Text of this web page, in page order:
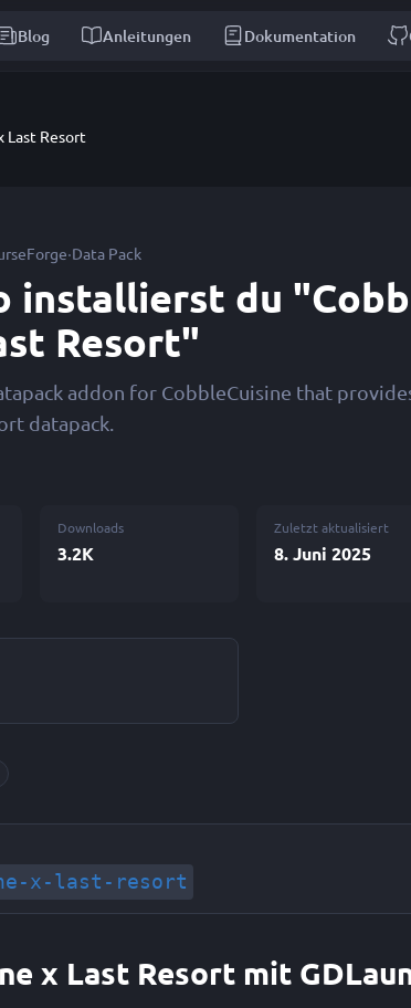
Blog Anleitungen Dokumentation
Last Resort
·Data Pack
installierst du
Resort"
addon for CobbleCuisine that
datapack.
Downloads
3.2K
Zuletzt aktualisiert
8. Juni 2025
x-last-resort
x Last Resort mit